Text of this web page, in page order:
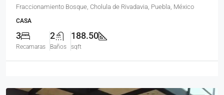
Fraccionamiento Bosque, Cholula de Rivadavia, Puebla, México
CASA
3
Recamaras
2
Baños
188.50
sqft